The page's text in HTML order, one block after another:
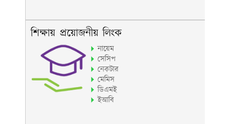
শিক্ষায় প্রয়োজনীয় লিংক
নায়েম
সেসিপ
নেকটার
মেমিস
ডিএমই
ইআবি